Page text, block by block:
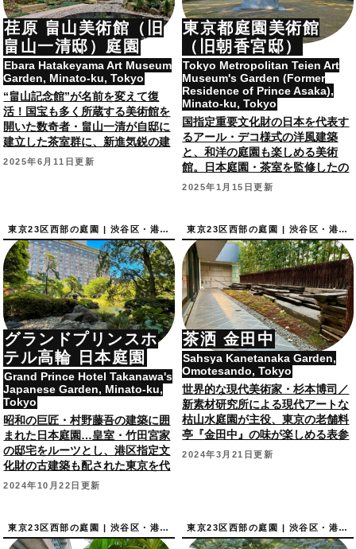
荏原 畠山美術館（旧
畠山一清邸）庭園
Ebara Hatakeyama Art Museum
Garden, Minato-ku, Tokyo
“畠山記念館”が名前を変えて復
活！国宝も多く所蔵する美術館を
開いた数奇者・畠山一清が自邸に
建立した茶室群に、新進気鋭の建
築集団が新たに手掛けた庭園。
2025年6月11日更新
東京都庭園美術館
（旧朝香宮邸）
Tokyo Metropolitan Teien Art
Museum's Garden (Former
Residence of Prince Asaka),
Minato-ku, Tokyo
国指定重要文化財の日本を代表す
るアール・デコ様式の洋風建築
と、和洋の庭園も楽しめる美術
館。日本庭園・茶室を監修したの
は武者小路千家の茶人・木津聿
2025年1月15日更新
東京23区西部の庭園 | 渋谷区・港区の庭園
グランドプリンスホ
テル高輪 日本庭園
Grand Prince Hotel Takanawa's
Japanese Garden, Minato-ku,
Tokyo
昭和の巨匠・村野藤吾の建築に囲
まれた日本庭園…皇室・竹田宮家
の邸宅をルーツとし、港区指定文
化財の古建築も配された東京を代
表するホテルの庭園。楠岡悌二作
2024年10月22日更新
東京23区西部の庭園 | 渋谷区・港区の庭園
茶洒 金田中
Sahsya Kanetanaka Garden,
Omotesando, Tokyo
世界的な現代美術家・杉本博司／
新素材研究所による現代アートな
枯山水庭園が主役、東京の老舗料
亭『金田中』の味が楽しめる表参
道の和カフェ。
2024年3月21日更新
東京23区西部の庭園 | 渋谷区・港区の庭園 東京23区西部の庭園 | 渋谷区・港区の庭園